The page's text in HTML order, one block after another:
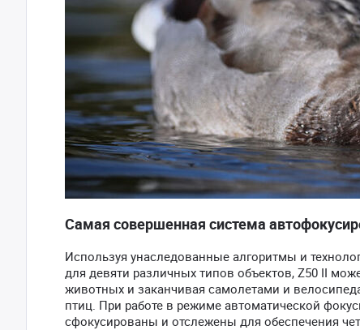
Самая совершенная система
Используя унаследованные алгоритмы и
для девяти различных типов объектов, Z50 II
животных и заканчивая самолетами и
птиц. При работе в режиме автоматической
сфокусированы и отслежены для обеспечения